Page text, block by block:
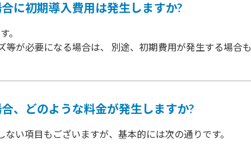
に初期導入費用は発生しますか?
。
等が必要になる場合は、 別途、初期費用が発生する場合も
、どのような料金が発生しますか?
い項目もございますが、基本的には次の通りです。